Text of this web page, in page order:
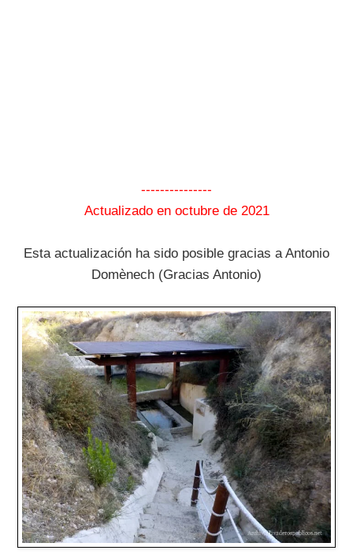
---------------
Actualizado en octubre de 2021
Esta actualización ha sido posible gracias a Antonio
Domènech (Gracias Antonio)